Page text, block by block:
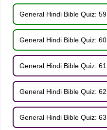
General Hindi Bible Quiz: 59
General Hindi Bible Quiz: 60
General Hindi Bible Quiz: 61
General Hindi Bible Quiz: 62
General Hindi Bible Quiz: 63